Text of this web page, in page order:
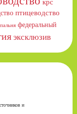
птицеводство
федеральный
эксклюзив
и